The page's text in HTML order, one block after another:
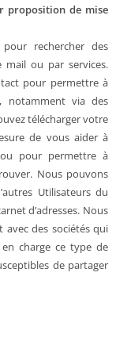
proposition de mise
rechercher des
mail ou par services.
pour permettre à
notamment via des
télécharger votre
de vous aider à
pour permettre à
Nous pouvons
Utilisateurs du
d’adresses. Nous
avec des sociétés qui
charge ce type de
de partager